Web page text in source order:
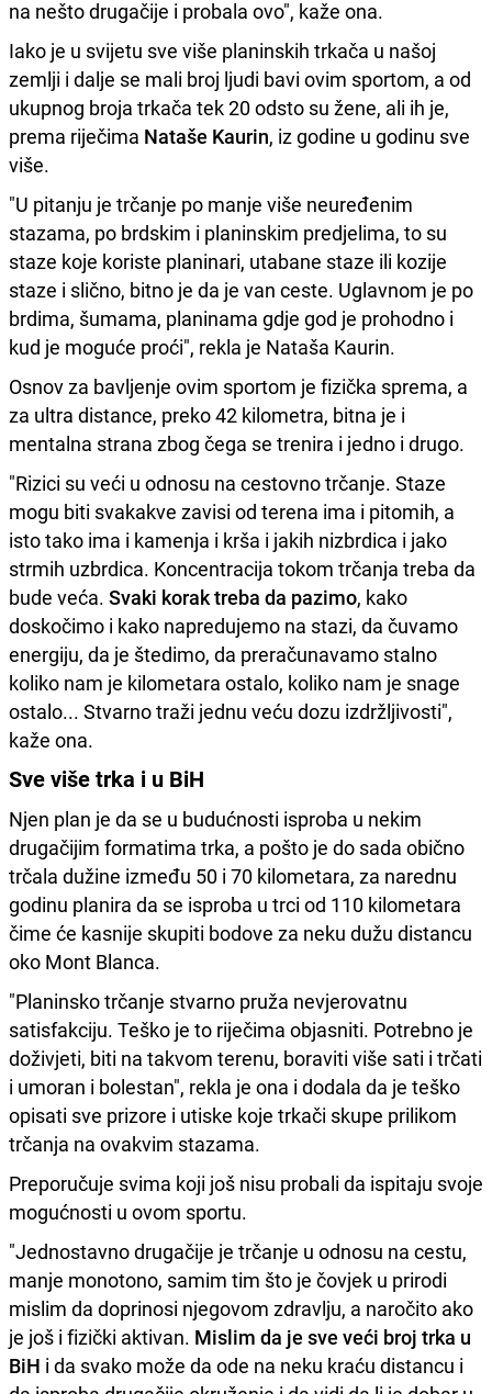
na nešto drugačije i probala ovo", kaže ona.
Iako je u svijetu sve više planinskih trkača u našoj
zemlji i dalje se mali broj ljudi bavi ovim sportom, a od
ukupnog broja trkača tek 20 odsto su žene, ali ih je,
prema riječima Nataše Kaurin, iz godine u godinu sve
više.
"U pitanju je trčanje po manje više neuređenim
stazama, po brdskim i planinskim predjelima, to su
staze koje koriste planinari, utabane staze ili kozije
staze i slično, bitno je da je van ceste. Uglavnom je po
brdima, šumama, planinama gdje god je prohodno i
kud je moguće proći", rekla je Nataša Kaurin.
Osnov za bavljenje ovim sportom je fizička sprema, a
za ultra distance, preko 42 kilometra, bitna je i
mentalna strana zbog čega se trenira i jedno i drugo.
"Rizici su veći u odnosu na cestovno trčanje. Staze
mogu biti svakakve zavisi od terena ima i pitomih, a
isto tako ima i kamenja i krša i jakih nizbrdica i jako
strmih uzbrdica. Koncentracija tokom trčanja treba da
bude veća. Svaki korak treba da pazimo, kako
doskočimo i kako napredujemo na stazi, da čuvamo
energiju, da je štedimo, da preračunavamo stalno
koliko nam je kilometara ostalo, koliko nam je snage
ostalo... Stvarno traži jednu veću dozu izdržljivosti",
kaže ona.
Sve više trka i u BiH
Njen plan je da se u budućnosti isproba u nekim
drugačijim formatima trka, a pošto je do sada obično
trčala dužine između 50 i 70 kilometara, za narednu
godinu planira da se isproba u trci od 110 kilometara
čime će kasnije skupiti bodove za neku dužu distancu
oko Mont Blanca.
"Planinsko trčanje stvarno pruža nevjerovatnu
satisfakciju. Teško je to riječima objasniti. Potrebno je
doživjeti, biti na takvom terenu, boraviti više sati i trčati
i umoran i bolestan", rekla je ona i dodala da je teško
opisati sve prizore i utiske koje trkači skupe prilikom
trčanja na ovakvim stazama.
Preporučuje svima koji još nisu probali da ispitaju svoje
mogućnosti u ovom sportu.
"Jednostavno drugačije je trčanje u odnosu na cestu,
manje monotono, samim tim što je čovjek u prirodi
mislim da doprinosi njegovom zdravlju, a naročito ako
je još i fizički aktivan. Mislim da je sve veći broj trka u
BiH i da svako može da ode na neku kraću distancu i